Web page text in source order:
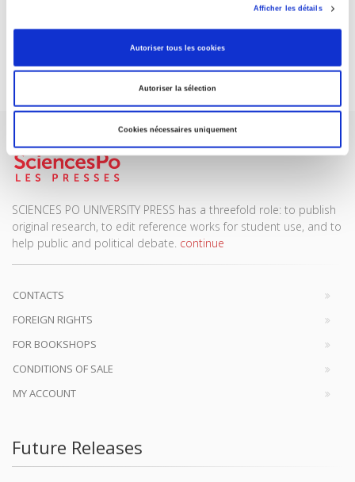
Afficher les détails
Autoriser tous les cookies
Autoriser la sélection
Cookies nécessaires uniquement
DISCOVER OUR JOURNALS
Subscribe today
SCIENCES PO UNIVERSITY PRESS has a threefold role: to publish
original research, to edit reference works for student use, and to
help public and political debate. continue
CONTACTS
FOREIGN RIGHTS
FOR BOOKSHOPS
CONDITIONS OF SALE
MY ACCOUNT
Future Releases